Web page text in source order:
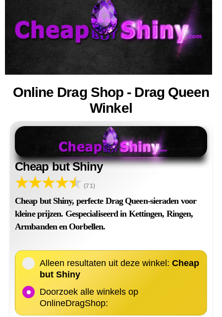
Online Drag Shop - Drag Queen
Winkel
Cheap but Shiny
(71)
Cheap but Shiny, perfecte Drag Queen-sieraden voor
kleine prijzen. Gespecialiseerd in Kettingen, Ringen,
Armbanden en Oorbellen.
Alleen resultaten uit deze winkel: Cheap
but Shiny
Doorzoek alle winkels op
OnlineDragShop: